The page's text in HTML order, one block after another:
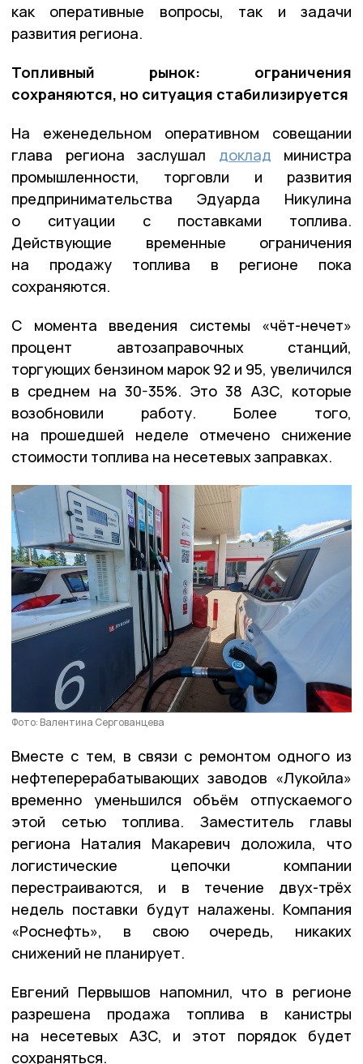
как оперативные вопросы, так и задачи
развития региона.
Топливный рынок: ограничения
сохраняются, но ситуация стабилизируется
На еженедельном оперативном совещании
глава региона заслушал доклад министра
промышленности, торговли и развития
предпринимательства Эдуарда Никулина
о ситуации с поставками топлива.
Действующие временные ограничения
на продажу топлива в регионе пока
сохраняются.
С момента введения системы «чёт-нечет»
процент автозаправочных станций,
торгующих бензином марок 92 и 95, увеличился
в среднем на 30-35%. Это 38 АЗС, которые
возобновили работу. Более того,
на прошедшей неделе отмечено снижение
стоимости топлива на несетевых заправках.
Фото: Валентина Сергованцева
Вместе с тем, в связи с ремонтом одного из
нефтеперерабатывающих заводов «Лукойла»
временно уменьшился объём отпускаемого
этой сетью топлива. Заместитель главы
региона Наталия Макаревич доложила, что
логистические цепочки компании
перестраиваются, и в течение двух-трёх
недель поставки будут налажены. Компания
«Роснефть», в свою очередь, никаких
снижений не планирует.
Евгений Первышов напомнил, что в регионе
разрешена продажа топлива в канистры
на несетевых АЗС, и этот порядок будет
сохраняться.